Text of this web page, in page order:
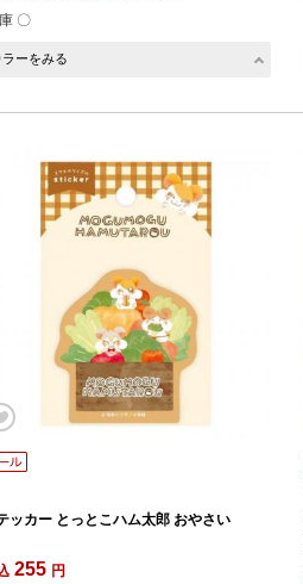
〇
ラーをみる
ッカー とっとこハム太郎 おやさい
255 円